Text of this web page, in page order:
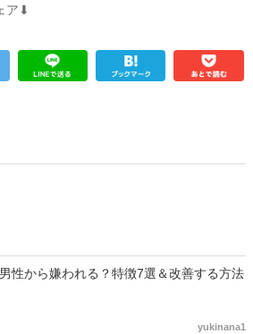
ア⬇︎
性から嫌われる？特徴7選＆改善する方法
yukinana1